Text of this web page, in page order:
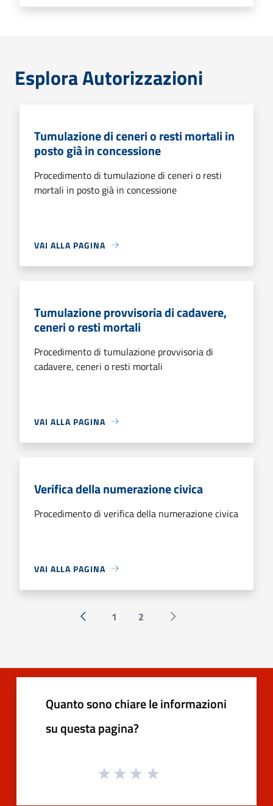
Esplora Autorizzazioni
Tumulazione di ceneri o resti mortali in
posto già in concessione
Procedimento di tumulazione di ceneri o resti
mortali in posto già in concessione
VAI ALLA PAGINA
Tumulazione provvisoria di cadavere,
ceneri o resti mortali
Procedimento di tumulazione provvisoria di
cadavere, ceneri o resti mortali
VAI ALLA PAGINA
Verifica della numerazione civica
Procedimento di verifica della numerazione civica
VAI ALLA PAGINA
« Precedente
1 2 Successiva »
Quanto sono chiare le informazioni
su questa pagina?